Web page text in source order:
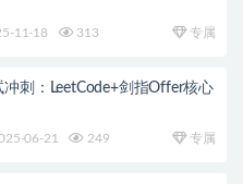
11-18 313 专属
刺：LeetCode+剑指Offer核心
06-21 249 专属